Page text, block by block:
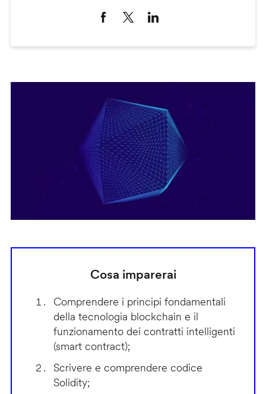
Cosa imparerai
Comprendere i principi fondamentali
della tecnologia blockchain e il
funzionamento dei contratti intelligenti
(smart contract);
Scrivere e comprendere codice
Solidity;